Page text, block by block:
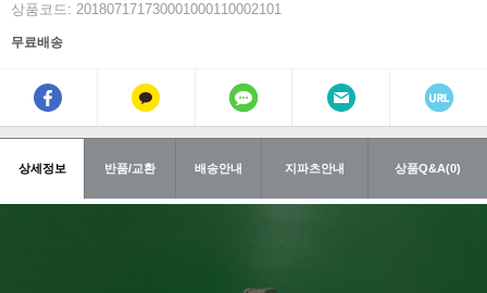
상품코드: 201807171730001000110002101
무료배송
상세정보 반품/교환 배송안내 지파츠안내 상품Q&A(0)